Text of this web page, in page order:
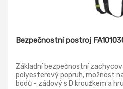
Bezpečnostní postroj
Základní bezpečnostní
polyesterový popruh, možnost
bodů - zádový s D kroužkem a